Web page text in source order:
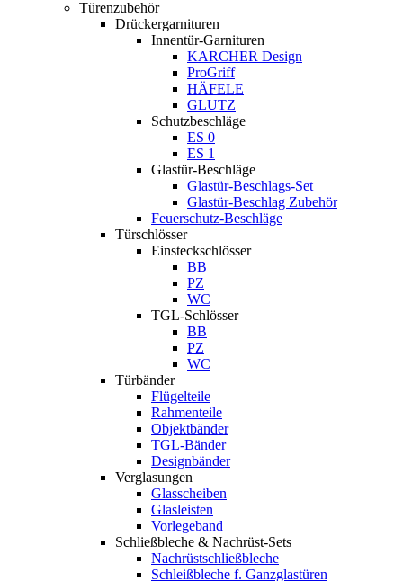
Türenzubehör
Drückergarnituren
Innentür-Garnituren
KARCHER Design
ProGriff
HÄFELE
GLUTZ
Schutzbeschläge
ES 0
ES 1
Glastür-Beschläge
Glastür-Beschlags-Set
Glastür-Beschlag Zubehör
Feuerschutz-Beschläge
Türschlösser
Einsteckschlösser
BB
PZ
WC
TGL-Schlösser
BB
PZ
WC
Türbänder
Flügelteile
Rahmenteile
Objektbänder
TGL-Bänder
Designbänder
Verglasungen
Glasscheiben
Glasleisten
Vorlegeband
Schließbleche & Nachrüst-Sets
Nachrüstschließbleche
Schleißbleche f. Ganzglastüren